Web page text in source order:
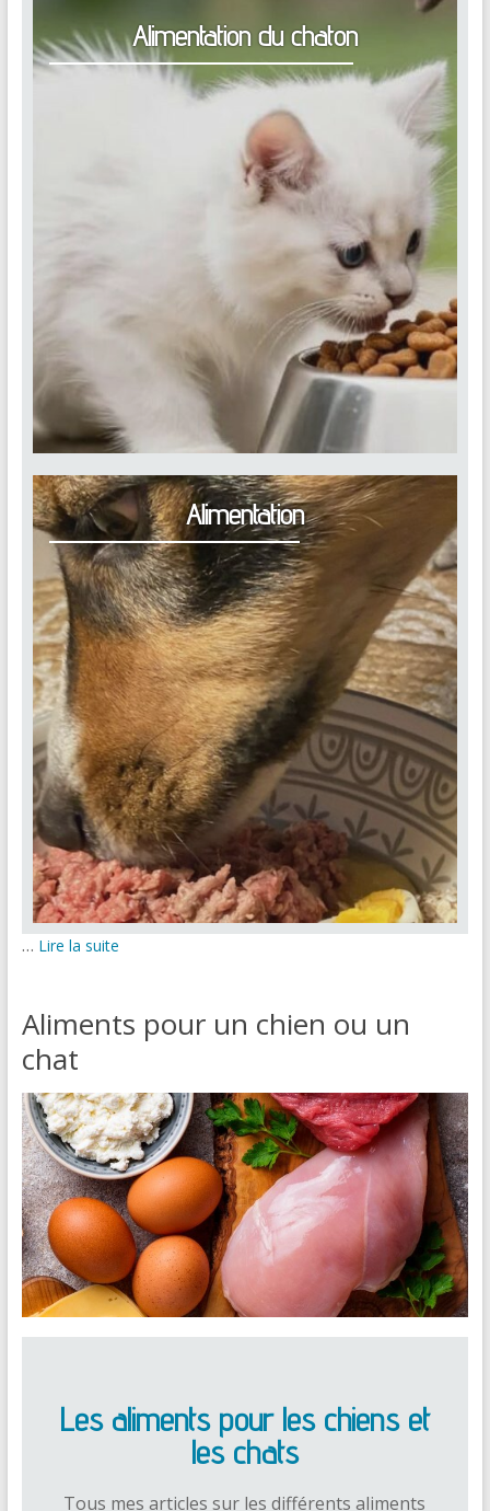
Alimentation du chaton
Alimentation
… Lire la suite
Aliments pour un chien ou un
chat
Les aliments pour les chiens et
les chats
Tous mes articles sur les différents aliments